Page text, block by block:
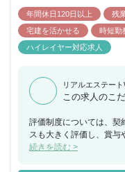
年間休日120日以上 残
宅建を活かせる
時短勤
ハイレイヤー対応求人
リアルエステー
この求人のこ
評価制度については、契
スも大きく評価し、賞与
会社です。
続きを読む >